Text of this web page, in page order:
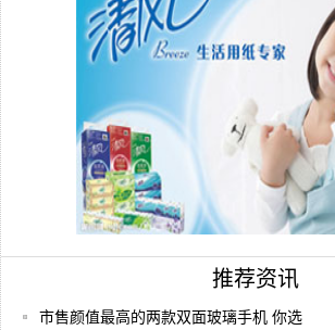
推荐资讯
市售颜值最高的两款双面玻璃手机 你选